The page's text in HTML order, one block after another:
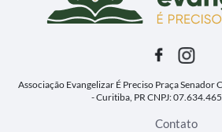
Associação Evangelizar É PrecisoPraça Senador
- Curitiba, PRCNPJ:
Contato